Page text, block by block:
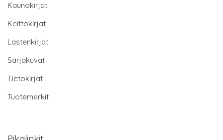
Kaunokirjat
Keittokirjat
Lastenkirjat
Sarjakuvat
Tietokirjat
Tuotemerkit